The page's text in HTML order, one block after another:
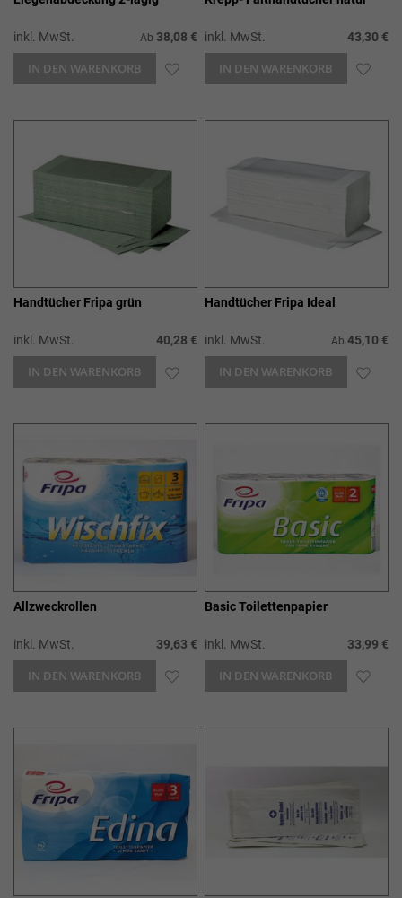
inkl. MwSt. Ab 38,08 €
IN DEN WARENKORB ZUR
inkl. MwSt. 43,30 €
IN DEN WARENKORB ZUR
Handtücher Fripa grün
inkl. MwSt. 40,28 €
IN DEN WARENKORB ZUR
Handtücher Fripa Ideal
inkl. MwSt. Ab 45,10 €
IN DEN WARENKORB ZUR
Allzweckrollen
inkl. MwSt. 39,63 €
IN DEN WARENKORB ZUR
Basic Toilettenpapier
inkl. MwSt. 33,99 €
IN DEN WARENKORB ZUR